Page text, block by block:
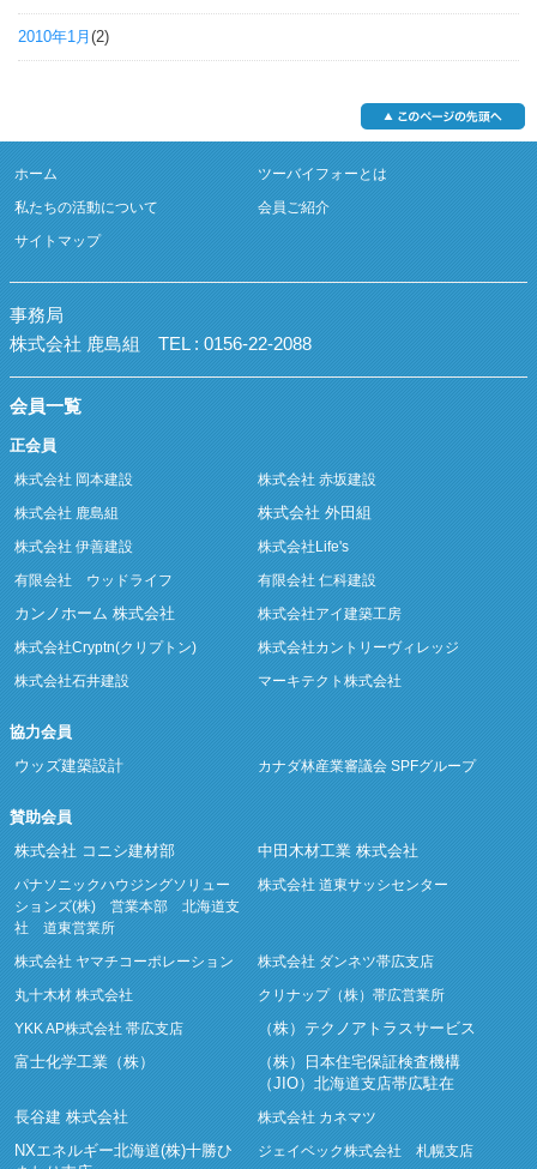
2010年1月 (2)
ホーム
ツーバイフォーとは
私たちの活動について
会員ご紹介
サイトマップ
事務局
株式会社 鹿島組
TEL : 0156-22-2088
会員一覧
正会員
株式会社 岡本建設
株式会社 赤坂建設
株式会社 鹿島組
株式会社 外田組
株式会社 伊善建設
株式会社Life's
有限会社 ウッドライフ
有限会社 仁科建設
カンノホーム 株式会社
株式会社アイ建築工房
株式会社Cryptn(クリプトン)
株式会社カントリーヴィレッジ
株式会社石井建設
マーキテクト株式会社
協力会員
ウッズ建築設計
カナダ林産業審議会 SPFグループ
賛助会員
株式会社 コニシ建材部
中田木材工業 株式会社
パナソニックハウジングソリュー
ションズ(株) 営業本部 北海道支
社 道東営業所
株式会社 道東サッシセンター
株式会社 ヤマチコーポレーション
株式会社 ダンネツ帯広支店
丸十木材 株式会社
クリナップ（株）帯広営業所
YKK AP株式会社 帯広支店
（株）テクノアトラスサービス
富士化学工業（株）
（株）日本住宅保証検査機構
（JIO）北海道支店帯広駐在
長谷建 株式会社
株式会社 カネマツ
NXエネルギー北海道(株)十勝ひ
ジェイベック株式会社 札幌支店